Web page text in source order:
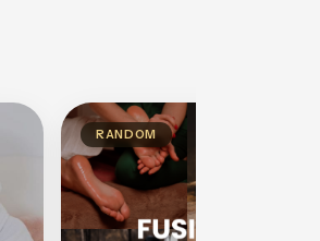
RANDOM